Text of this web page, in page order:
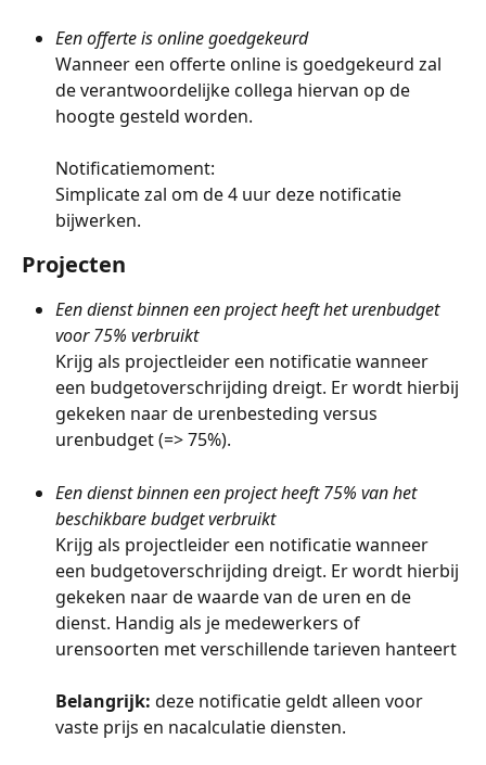
Een offerte is online goedgekeurd
Wanneer een offerte online is goedgekeurd zal
de verantwoordelijke collega hiervan op de
hoogte gesteld worden.
Notificatiemoment:
Simplicate zal om de 4 uur deze notificatie
bijwerken.
Projecten
Een dienst binnen een project heeft het urenbudget
voor 75% verbruikt
Krijg als projectleider een notificatie wanneer
een budgetoverschrijding dreigt. Er wordt hierbij
gekeken naar de urenbesteding versus
urenbudget (=> 75%).
Een dienst binnen een project heeft 75% van het
beschikbare budget verbruikt
Krijg als projectleider een notificatie wanneer
een budgetoverschrijding dreigt. Er wordt hierbij
gekeken naar de waarde van de uren en de
dienst. Handig als je medewerkers of
urensoorten met verschillende tarieven hanteert
Belangrijk: deze notificatie geldt alleen voor
vaste prijs en nacalculatie diensten.